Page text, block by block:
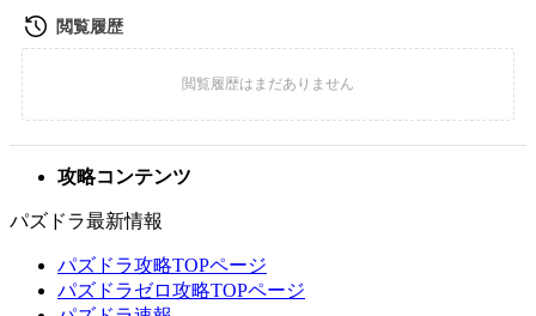
攻略コンテンツ
パズドラ最新情報
パズドラ攻略TOPページ
パズドラゼロ攻略TOPページ